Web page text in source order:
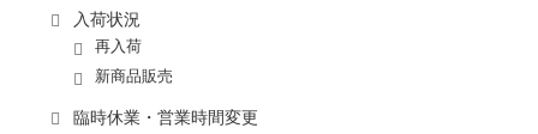
入荷状況
再入荷
新商品販売
臨時休業・営業時間変更